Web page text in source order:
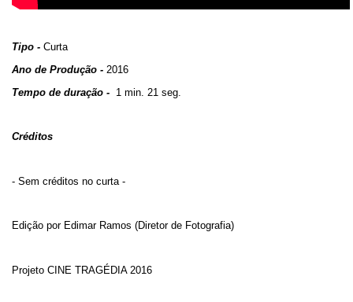
Tipo - Curta
Ano de Produção - 2016
Tempo de duração - 1 min. 21 seg.
Créditos
- Sem créditos no curta -
Edição por Edimar Ramos (Diretor de Fotografia)
Projeto CINE TRAGÉDIA 2016